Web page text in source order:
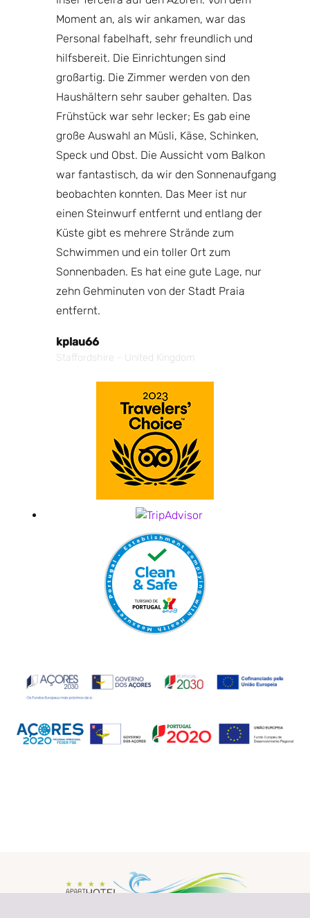
Moment an, als wir ankamen, war das
Personal fabelhaft, sehr freundlich und
hilfsbereit. Die Einrichtungen sind
großartig. Die Zimmer werden von den
Haushältern sehr sauber gehalten. Das
Frühstück war sehr lecker; Es gab eine
große Auswahl an Müsli, Käse, Schinken,
Speck und Obst. Die Aussicht vom Balkon
war fantastisch, da wir den Sonnenaufgang
beobachten konnten. Das Meer ist nur
einen Steinwurf entfernt und entlang der
Küste gibt es mehrere Strände zum
Schwimmen und ein toller Ort zum
Sonnenbaden. Es hat eine gute Lage, nur
zehn Gehminuten von der Stadt Praia
entfernt.
kplau66
Staffordshire - United Kingdom